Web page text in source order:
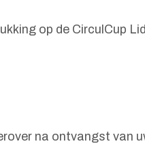
op de CirculCup
na ontvangst van